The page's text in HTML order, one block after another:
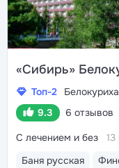
«Сибирь»
Топ-2 Белокуриха
9.3
6 отзывов
Баня русская
С лечением и без